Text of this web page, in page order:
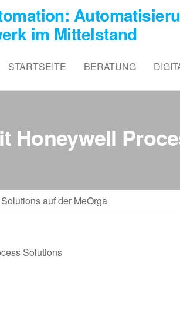
im Mittelstand
STARTSEITE BERATUNG
Honeywell
auf der MeOrga